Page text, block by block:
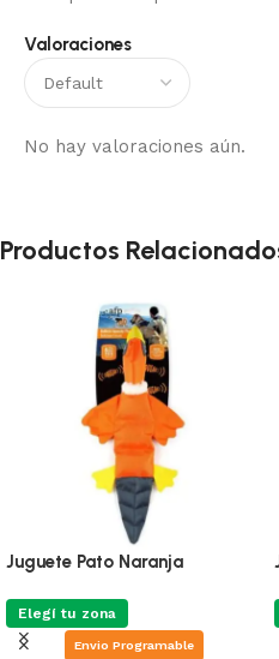
Valoraciones
No hay valoraciones aún.
Productos
Juguete Pato Naranja
Elegí tu zona
Envio Programable